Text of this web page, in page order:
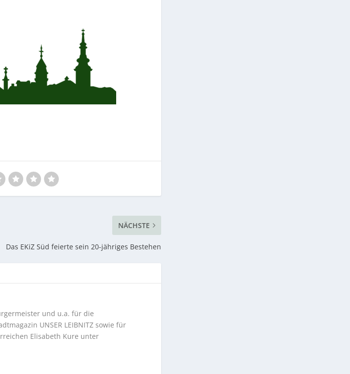
NÄCHSTE
Das EKiZ Süd feierte sein 20-jähriges Bestehen
und u.a. für die
UNSER LEIBNITZ sowie für
Elisabeth Kure unter